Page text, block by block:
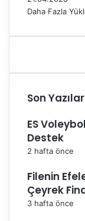
Daha Fazla
Son Yazılar
ES
Destek
2 hafta önce
Filenin
Çeyrek
3 hafta önce